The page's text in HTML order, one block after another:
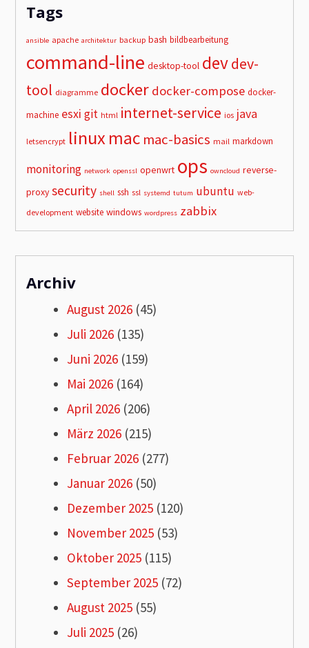
Tags
ansible apache architektur backup bash bildbearbeitung
command-line desktop-tool devdev-
tool diagramme docker docker-compose docker-
machine esxi git html internet-service ios java
letsencrypt linuxmac mac-basics mail markdown
monitoring network openssl openwrt ops owncloud reverse-
proxy security shell ssh ssl systemd tutum ubuntu web-
development website windows wordpress zabbix
Archiv
August 2026 (45)
Juli 2026 (135)
Juni 2026 (159)
Mai 2026 (164)
April 2026 (206)
März 2026 (215)
Februar 2026 (277)
Januar 2026 (50)
Dezember 2025 (120)
November 2025 (53)
Oktober 2025 (115)
September 2025 (72)
August 2025 (55)
Juli 2025 (26)